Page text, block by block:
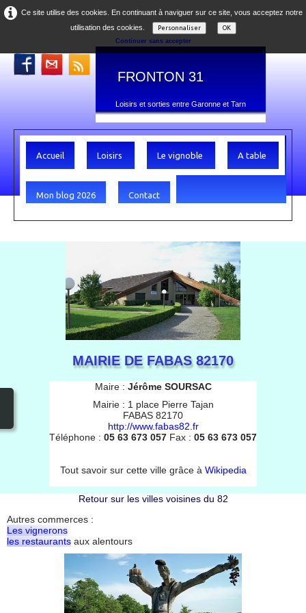
Ce site utilise des cookies. En continuant à naviguer sur ce site, vous acceptez notre
utilisation des cookies.
Personnaliser
OK
Continuer sans accepter
FRONTON 31
Loisirs et sorties entre Garonne et Tarn
Accueil Loisirs Le vignoble A table
Mon blog 2026 Contact
MAIRIE DE FABAS 82170
Maire : Jérôme SOURSAC
Mairie : 1 place Pierre Tajan
FABAS 82170
http://www.fabas82.fr
Téléphone : 05 63 673 057 Fax : 05 63 673 057
Tout savoir sur cette ville grâce à Wikipedia
Retour sur les villes voisines du 82
Autres commerces :
Les vignerons
les restaurants aux alentours